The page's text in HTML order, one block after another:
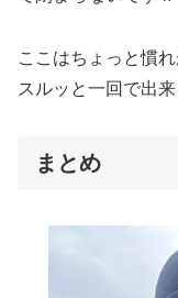
ここはちょっと慣
スルッと一回で出
まとめ